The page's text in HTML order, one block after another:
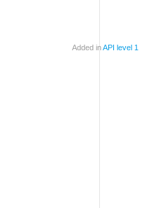
Added inAPI level 1